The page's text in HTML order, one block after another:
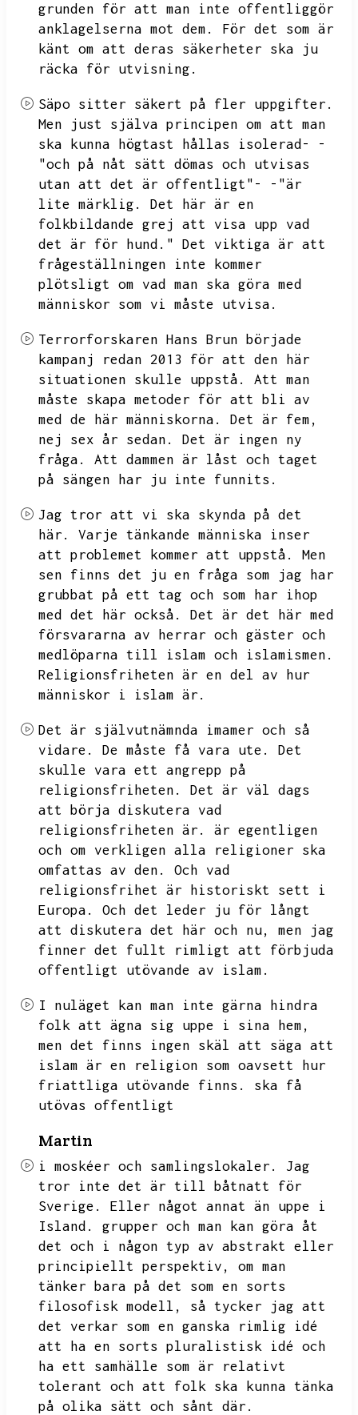
grunden för att man inte offentliggör
anklagelserna mot dem.
För det som är
känt om att deras säkerheter ska ju
räcka för utvisning.
Säpo sitter säkert på fler uppgifter.
Men just själva principen om att man
ska kunna högtast hållas isolerad- -
"och på nåt sätt dömas och utvisas
utan att det är offentligt"- -"är
lite märklig.
Det här är en
folkbildande grej att visa upp vad
det är för hund." Det viktiga är att
frågeställningen inte kommer
plötsligt om vad man ska göra med
människor som vi måste utvisa.
Terrorforskaren Hans Brun började
kampanj redan 2013 för att den här
situationen skulle uppstå.
Att man
måste skapa metoder för att bli av
med de här människorna.
Det är fem,
nej sex år sedan.
Det är ingen ny
fråga.
Att dammen är låst och taget
på sängen har ju inte funnits.
Jag tror att vi ska skynda på det
här.
Varje tänkande människa inser
att problemet kommer att uppstå.
Men
sen finns det ju en fråga som jag har
grubbat på ett tag och som har ihop
med det här också.
Det är det här med
försvararna av herrar och gäster och
medlöparna till islam och islamismen.
Religionsfriheten är en del av hur
människor i islam är.
Det är självutnämnda imamer och så
vidare.
De måste få vara ute.
Det
skulle vara ett angrepp på
religionsfriheten.
Det är väl dags
att börja diskutera vad
religionsfriheten är.
är egentligen
och om verkligen alla religioner ska
omfattas av den.
Och vad
religionsfrihet är historiskt sett i
Europa.
Och det leder ju för långt
att diskutera det här och nu,
men jag
finner det fullt rimligt att förbjuda
offentligt utövande av islam.
I nuläget kan man inte gärna hindra
folk att ägna sig uppe i sina hem,
men det finns ingen skäl att säga att
islam är en religion som oavsett hur
friattliga utövande finns.
ska få
utövas offentligt
Martin
i moskéer och samlingslokaler.
Jag
tror inte det är till båtnatt för
Sverige.
Eller något annat än uppe i
Island.
grupper och man kan göra åt
det och i någon typ av abstrakt eller
principiellt perspektiv,
om man
tänker bara på det som en sorts
filosofisk modell,
så tycker jag att
det verkar som en ganska rimlig idé
att ha en sorts pluralistisk idé och
ha ett samhälle som är relativt
tolerant och att folk ska kunna tänka
på olika sätt och sånt där.